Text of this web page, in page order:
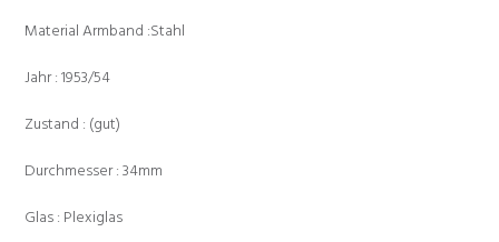
Material Armband :Stahl
Jahr : 1953/54
Zustand : (gut)
Durchmesser : 34mm
Glas : Plexiglas